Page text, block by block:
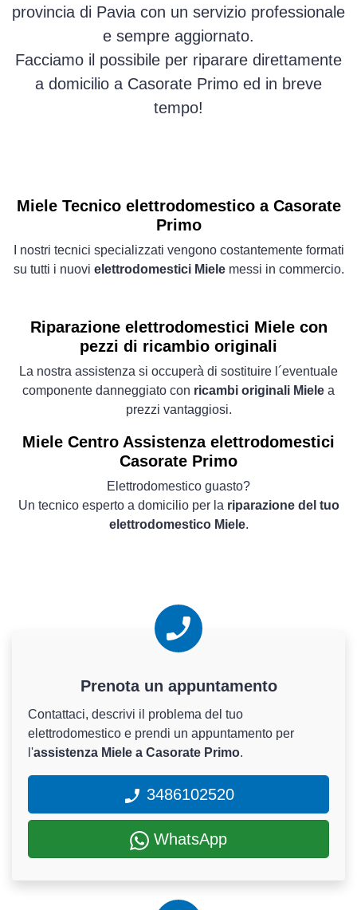
provincia di Pavia con un servizio professionale
e sempre aggiornato.
Facciamo il possibile per riparare direttamente
a domicilio a Casorate Primo ed in breve
tempo!
Miele Tecnico elettrodomestico a Casorate
Primo
I nostri tecnici specializzati vengono costantemente formati
su tutti i nuovi elettrodomestici Mielemessi in commercio.
Riparazione elettrodomestici Miele con
pezzi di ricambio originali
La nostra assistenza si occuperà di sostituire l´eventuale
componente danneggiato con ricambi originali Miele a
prezzi vantaggiosi.
Miele Centro Assistenza elettrodomestici
Casorate Primo
Elettrodomestico guasto?
Un tecnico esperto a domicilio per la riparazione del tuo
elettrodomestico Miele.
Prenota un appuntamento
Contattaci, descrivi il problema del tuo
elettrodomestico e prendi un appuntamento per
l'assistenza Miele a Casorate Primo.
3486102520
WhatsApp